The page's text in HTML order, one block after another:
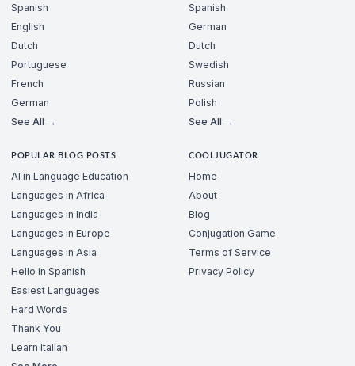
Spanish
English
Dutch
Portuguese
French
German
See All →
Spanish
German
Dutch
Swedish
Russian
Polish
See All →
POPULAR BLOG POSTS
AI in Language Education
Languages in Africa
Languages in India
Languages in Europe
Languages in Asia
Hello in Spanish
Easiest Languages
Hard Words
Thank You
Learn Italian
COOLJUGATOR
Home
About
Blog
Conjugation Game
Terms of Service
Privacy Policy